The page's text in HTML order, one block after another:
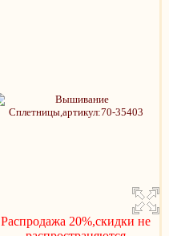
Распродажа 20%,скидки не